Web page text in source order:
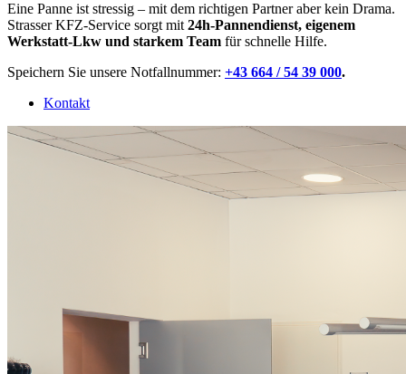
Eine Panne ist stressig – mit dem richtigen Partner aber kein Drama.
Strasser KFZ-Service sorgt mit 24h-Pannendienst, eigenem
Werkstatt-Lkw und starkem Team für schnelle Hilfe.
Speichern Sie unsere Notfallnummer: +43 664 / 54 39 000.
Kontakt